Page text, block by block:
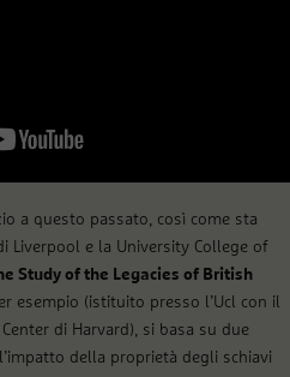
a questo passato, così come sta
Liverpool e la University College of
Study of the Legacies of British
esempio (istituito presso l’Ucl con il
di Harvard), si basa su due
della proprietà degli schiavi